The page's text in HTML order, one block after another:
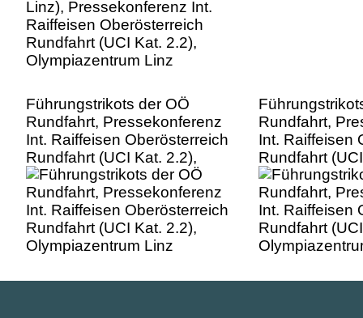
Führungstrikots der OÖ
Rundfahrt, Pressekonferenz
Int. Raiffeisen Oberösterreich
Rundfahrt (UCI Kat. 2.2),
Olympiazentrum Linz
Rundfahrt,
Int. Raiffeisen
Rundfahrt